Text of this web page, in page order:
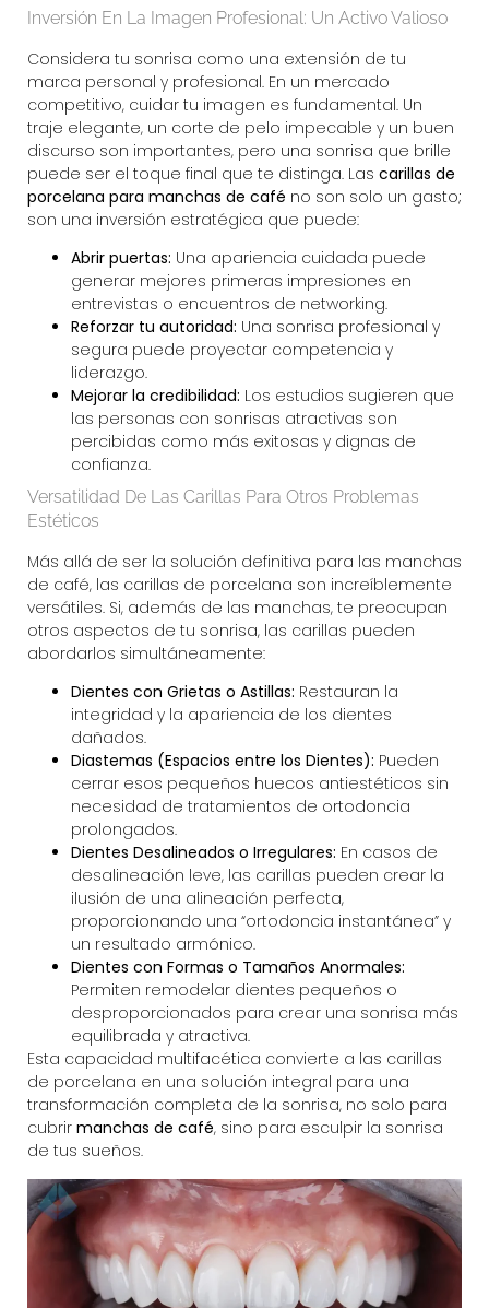
Inversión En La Imagen Profesional: Un Activo Valioso
Considera tu sonrisa como una extensión de tu
marca personal y profesional. En un mercado
competitivo, cuidar tu imagen es fundamental. Un
traje elegante, un corte de pelo impecable y un buen
discurso son importantes, pero una sonrisa que brille
puede ser el toque final que te distinga. Las carillas de
porcelana para manchas de café no son solo un gasto;
son una inversión estratégica que puede:
Abrir puertas: Una apariencia cuidada puede
generar mejores primeras impresiones en
entrevistas o encuentros de networking.
Reforzar tu autoridad: Una sonrisa profesional y
segura puede proyectar competencia y
liderazgo.
Mejorar la credibilidad: Los estudios sugieren que
las personas con sonrisas atractivas son
percibidas como más exitosas y dignas de
confianza.
Versatilidad De Las Carillas Para Otros Problemas
Estéticos
Más allá de ser la solución definitiva para las manchas
de café, las carillas de porcelana son increíblemente
versátiles. Si, además de las manchas, te preocupan
otros aspectos de tu sonrisa, las carillas pueden
abordarlos simultáneamente:
Dientes con Grietas o Astillas: Restauran la
integridad y la apariencia de los dientes
dañados.
Diastemas (Espacios entre los Dientes): Pueden
cerrar esos pequeños huecos antiestéticos sin
necesidad de tratamientos de ortodoncia
prolongados.
Dientes Desalineados o Irregulares: En casos de
desalineación leve, las carillas pueden crear la
ilusión de una alineación perfecta,
proporcionando una “ortodoncia instantánea” y
un resultado armónico.
Dientes con Formas o Tamaños Anormales:
Permiten remodelar dientes pequeños o
desproporcionados para crear una sonrisa más
equilibrada y atractiva.
Esta capacidad multifacética convierte a las carillas
de porcelana en una solución integral para una
transformación completa de la sonrisa, no solo para
cubrir manchas de café, sino para esculpir la sonrisa
de tus sueños.